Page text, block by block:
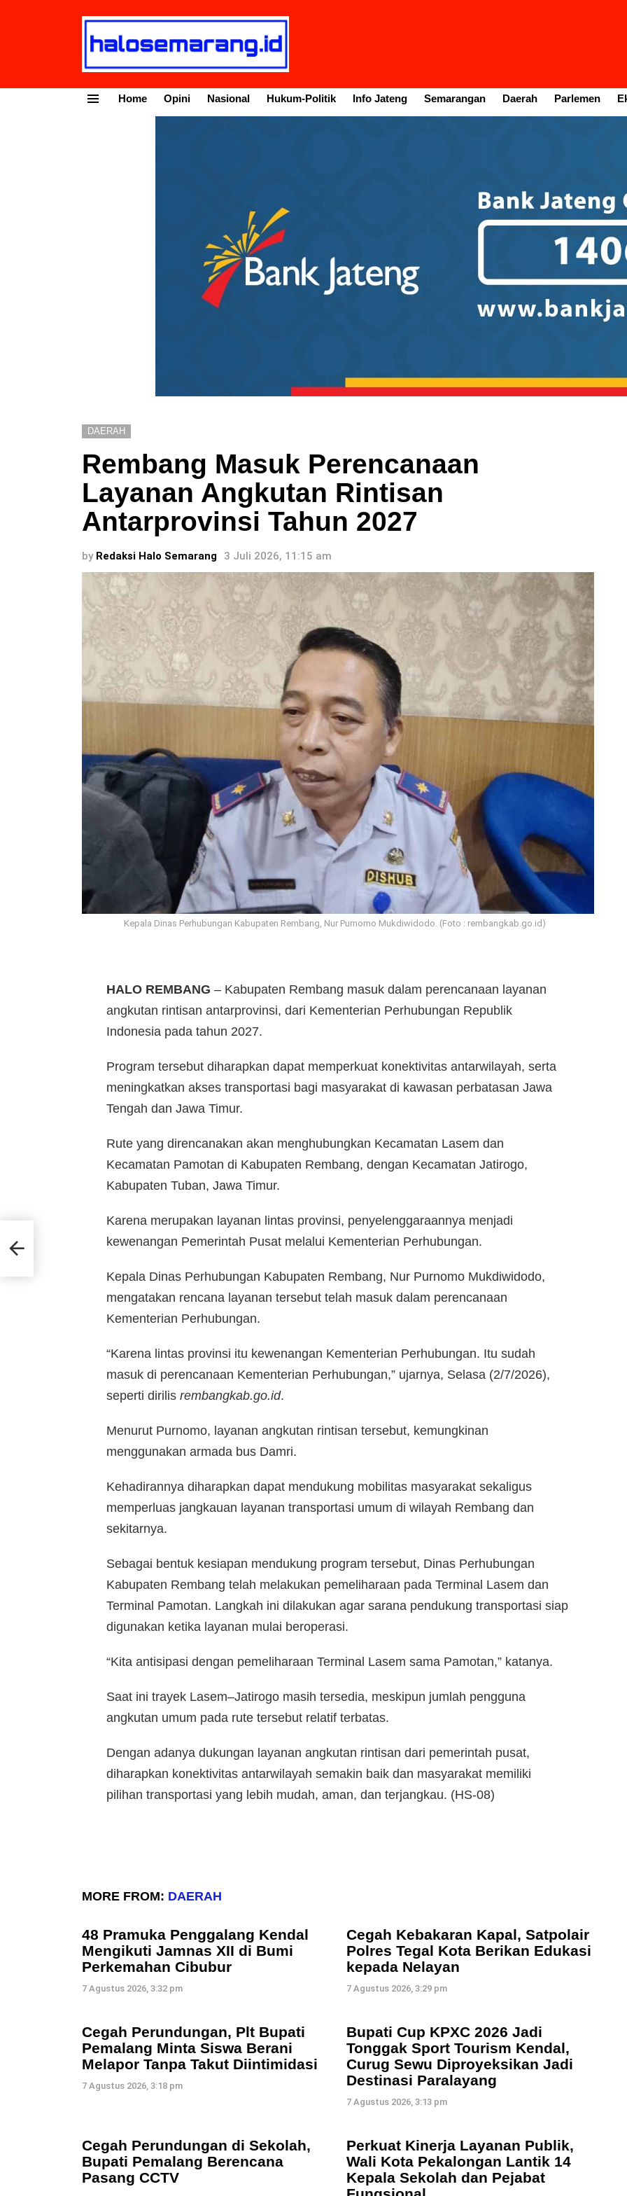
Home Opini Nasional Hukum-Politik Info Jateng Semarangan Daerah Parlemen
DAERAH
Rembang Masuk Perencanaan
Layanan Angkutan Rintisan
Antarprovinsi Tahun 2027
by Redaksi Halo Semarang 3 Juli 2026, 11:15 am
Kepala Dinas Perhubungan Kabupaten Rembang, Nur Purnomo Mukdiwidodo. (Foto : rembangkab.go.id)
HALO REMBANG – Kabupaten Rembang masuk dalam perencanaan layanan
angkutan rintisan antarprovinsi, dari Kementerian Perhubungan Republik
Indonesia pada tahun 2027.
Program tersebut diharapkan dapat memperkuat konektivitas antarwilayah, serta
meningkatkan akses transportasi bagi masyarakat di kawasan perbatasan Jawa
Tengah dan Jawa Timur.
Rute yang direncanakan akan menghubungkan Kecamatan Lasem dan
Kecamatan Pamotan di Kabupaten Rembang, dengan Kecamatan Jatirogo,
Kabupaten Tuban, Jawa Timur.
Karena merupakan layanan lintas provinsi, penyelenggaraannya menjadi
kewenangan Pemerintah Pusat melalui Kementerian Perhubungan.
Kepala Dinas Perhubungan Kabupaten Rembang, Nur Purnomo Mukdiwidodo,
mengatakan rencana layanan tersebut telah masuk dalam perencanaan
Kementerian Perhubungan.
“Karena lintas provinsi itu kewenangan Kementerian Perhubungan. Itu sudah
masuk di perencanaan Kementerian Perhubungan,” ujarnya, Selasa (2/7/2026),
seperti dirilis rembangkab.go.id.
Menurut Purnomo, layanan angkutan rintisan tersebut, kemungkinan
menggunakan armada bus Damri.
Kehadirannya diharapkan dapat mendukung mobilitas masyarakat sekaligus
memperluas jangkauan layanan transportasi umum di wilayah Rembang dan
sekitarnya.
Sebagai bentuk kesiapan mendukung program tersebut, Dinas Perhubungan
Kabupaten Rembang telah melakukan pemeliharaan pada Terminal Lasem dan
Terminal Pamotan. Langkah ini dilakukan agar sarana pendukung transportasi siap
digunakan ketika layanan mulai beroperasi.
“Kita antisipasi dengan pemeliharaan Terminal Lasem sama Pamotan,” katanya.
Saat ini trayek Lasem–Jatirogo masih tersedia, meskipun jumlah pengguna
angkutan umum pada rute tersebut relatif terbatas.
Dengan adanya dukungan layanan angkutan rintisan dari pemerintah pusat,
diharapkan konektivitas antarwilayah semakin baik dan masyarakat memiliki
pilihan transportasi yang lebih mudah, aman, dan terjangkau. (HS-08)
MORE FROM: DAERAH
48 Pramuka Penggalang Kendal
Mengikuti Jamnas XII di Bumi
Perkemahan Cibubur
7 Agustus 2026, 3:32 pm
Cegah Kebakaran Kapal, Satpolair
Polres Tegal Kota Berikan Edukasi
kepada Nelayan
7 Agustus 2026, 3:29 pm
Cegah Perundungan, Plt Bupati
Pemalang Minta Siswa Berani
Melapor Tanpa Takut Diintimidasi
7 Agustus 2026, 3:18 pm
Bupati Cup KPXC 2026 Jadi
Tonggak Sport Tourism Kendal,
Curug Sewu Diproyeksikan Jadi
Destinasi Paralayang
7 Agustus 2026, 3:13 pm
Cegah Perundungan di Sekolah,
Bupati Pemalang Berencana
Pasang CCTV
Perkuat Kinerja Layanan Publik,
Wali Kota Pekalongan Lantik 14
Kepala Sekolah dan Pejabat